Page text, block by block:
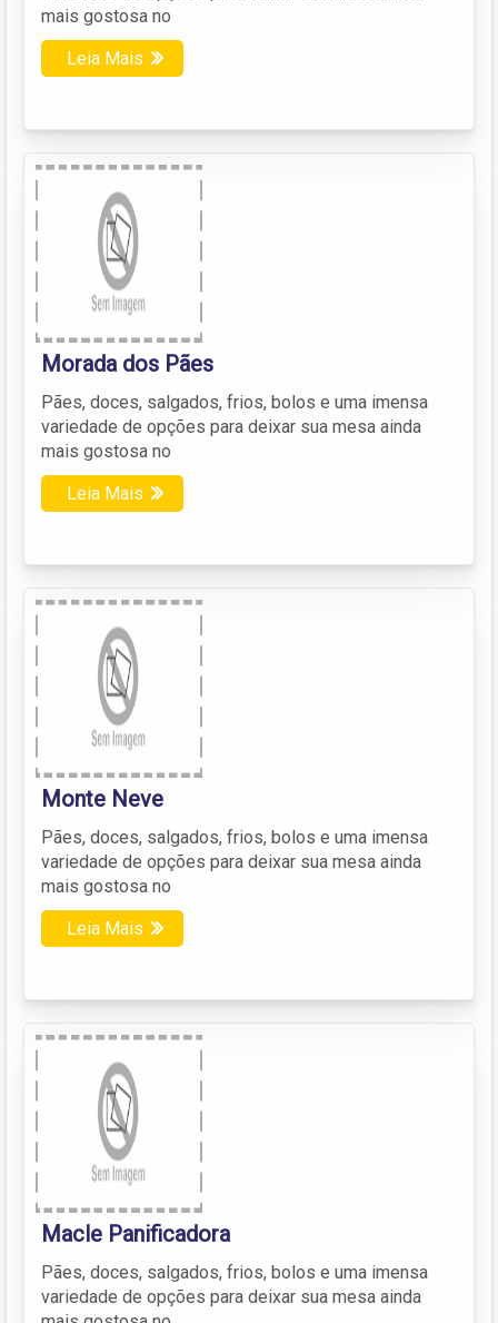
mais gostosa no
Leia Mais
Morada dos Pães
Pães, doces, salgados, frios, bolos e uma imensa
variedade de opções para deixar sua mesa ainda
mais gostosa no
Leia Mais
Monte Neve
Pães, doces, salgados, frios, bolos e uma imensa
variedade de opções para deixar sua mesa ainda
mais gostosa no
Leia Mais
Macle Panificadora
Pães, doces, salgados, frios, bolos e uma imensa
variedade de opções para deixar sua mesa ainda